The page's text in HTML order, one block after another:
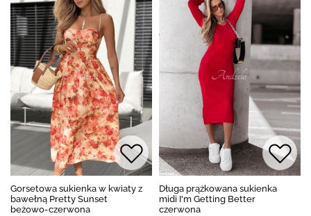
Gorsetowa sukienka w kwiaty z
bawełną Pretty Sunset
beżowo-czerwona
Długa prążkowana sukienka
midi I'm Getting Better
czerwona